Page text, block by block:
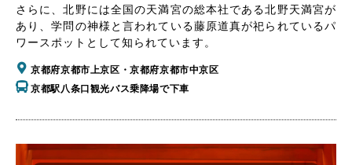
さらに、北野には全国の天満宮の総本社である北野天満宮が
あり、学問の神様と言われている藤原道真が祀られているパ
ワースポットとして知られています。
京都府京都市上京区・京都府京都市中京区
京都駅八条口観光バス乗降場で下車